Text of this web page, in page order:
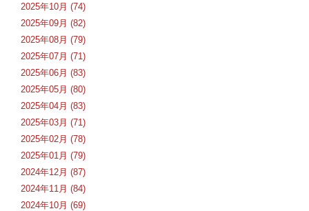
2025年10月 (74)
2025年09月 (82)
2025年08月 (79)
2025年07月 (71)
2025年06月 (83)
2025年05月 (80)
2025年04月 (83)
2025年03月 (71)
2025年02月 (78)
2025年01月 (79)
2024年12月 (87)
2024年11月 (84)
2024年10月 (69)